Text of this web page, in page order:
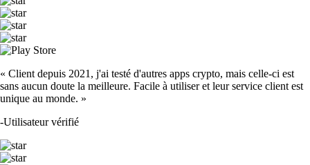
« Client depuis 2021, j'ai testé d'autres apps crypto, mais celle-ci est
sans aucun doute la meilleure. Facile à utiliser et leur service client est
unique au monde. »
-Utilisateur vérifié